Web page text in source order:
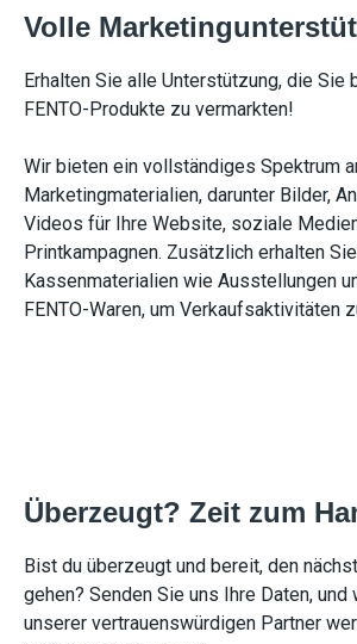
Volle
Erhalten Sie alle Unterstützung, die Sie
FENTO-Produkte zu vermarkten!
Wir bieten ein vollständiges Spektrum
Marketingmaterialien, darunter Bilder,
Videos für Ihre Website, soziale
Printkampagnen. Zusätzlich erhalten Sie
Kassenmaterialien wie Ausstellungen
FENTO-Waren, um Verkaufsaktivitäten
Überzeugt? Zeit zum
Bist du überzeugt und bereit, den
gehen? Senden Sie uns Ihre Daten, und
unserer vertrauenswürdigen Partner